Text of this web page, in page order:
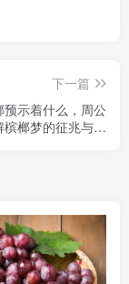
下一篇
预示着什么，周公
槟榔梦的征兆与好